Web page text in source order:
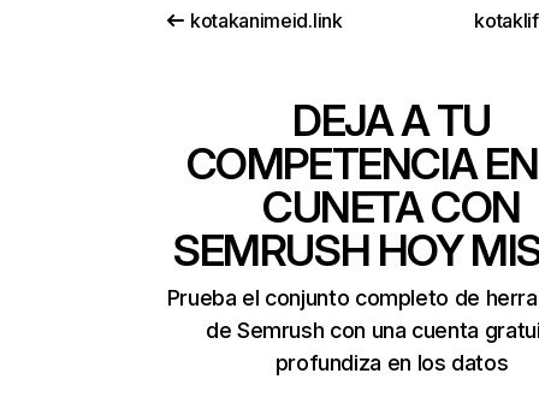
kotakanimeid.link
DEJA A TU
COMPETENCIA
CUNETA CON
SEMRUSH HOY
Prueba el conjunto completo de
de Semrush con una cuenta
profundiza en los datos